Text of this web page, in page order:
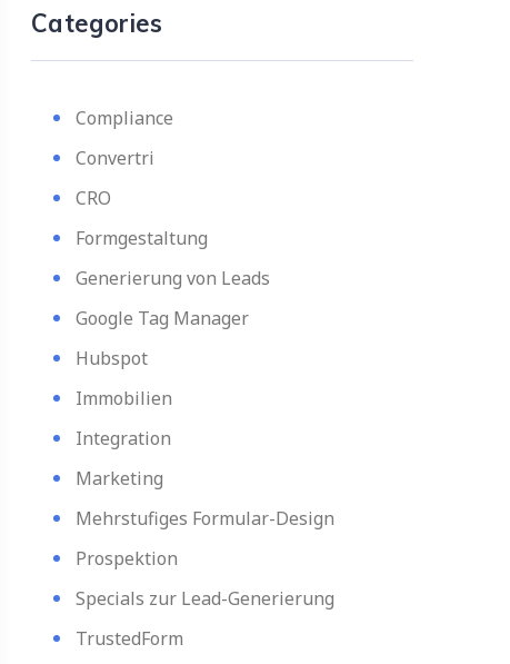
Categories
Compliance
Convertri
CRO
Formgestaltung
Generierung von Leads
Google Tag Manager
Hubspot
Immobilien
Integration
Marketing
Mehrstufiges Formular-Design
Prospektion
Specials zur Lead-Generierung
TrustedForm